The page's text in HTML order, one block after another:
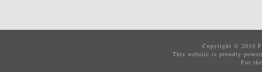
Copyright © 2010
This website is proudly
For